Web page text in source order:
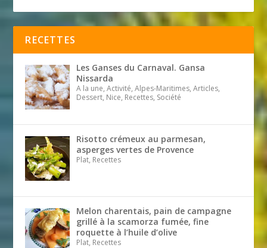
RECETTES
Les Ganses du Carnaval. Gansa
Nissarda
A la une, Activité, Alpes-Maritimes, Articles,
Dessert, Nice, Recettes, Société
Risotto crémeux au parmesan,
asperges vertes de Provence
Plat, Recettes
Melon charentais, pain de campagne
grillé à la scamorza fumée, fine
roquette à l’huile d’olive
Plat, Recettes